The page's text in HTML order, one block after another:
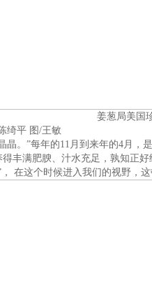
姜葱局美国
平 图/王敏
。”每年的11月到来年的4月，
丰满肥腴、汁水充足，孰知正好
这个时候进入我们的视野，这